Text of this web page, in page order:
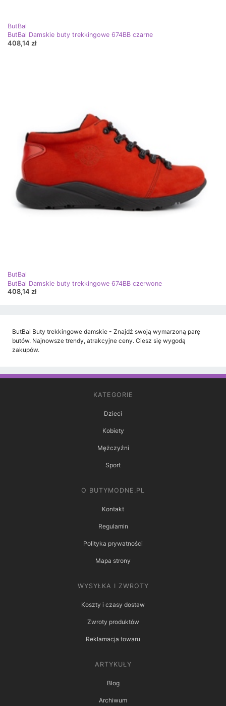
ButBal
ButBal Damskie buty trekkingowe 674BB czarne
408,14 zł
ButBal
ButBal Damskie buty trekkingowe 674BB czerwone
408,14 zł
ButBal Buty trekkingowe damskie - Znajdź swoją wymarzoną parę
butów. Najnowsze trendy, atrakcyjne ceny. Ciesz się wygodą
zakupów.
KATEGORIE
Dzieci
Kobiety
Mężczyźni
Sport
O BUTYMODNE.PL
Kontakt
Regulamin
Polityka prywatności
Mapa strony
WYSYŁKA I ZWROTY
Koszty i czasy dostaw
Zwroty produktów
Reklamacja towaru
ARTYKUŁY
Blog
Archiwum